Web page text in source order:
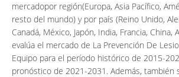
mercadopor región(Europa, Asia Pacífico,
resto del mundo) y por país (Reino Unido,
Canadá, México, Japón, India, Francia, China,
evalúa el mercado de La Prevención De
Equipo para el período histórico de 2015-
pronóstico de 2021-2031. Además, también